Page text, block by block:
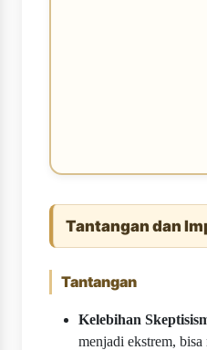
Tantangan dan
Tantangan
Kelebihan
menjadi ekstrem,